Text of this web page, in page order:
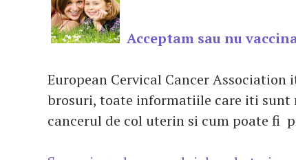
Acceptam sau nu
European Cervical Cancer
brosuri, toate informatiile care iti sunt
cancerul de col uterin si cum poate fi